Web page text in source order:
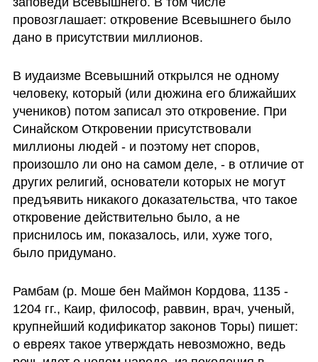
провозглашает: откровение Всевышнего было
дано в присутствии миллионов.
В иудаизме Всевышний открылся не одному
человеку, который (или дюжина его ближайших
учеников) потом записал это откровение. При
Синайском Откровении присутствовали
миллионы людей - и поэтому нет споров,
произошло ли оно на самом деле, - в отличие от
других религий, основатели которых не могут
предъявить никакого доказательства, что такое
откровение действительно было, а не
приснилось им, показалось, или, хуже того,
было придумано.
Рамбам (р. Моше бен Маймон Кордова, 1135 -
1204 гг., Каир, философ, раввин, врач, ученый,
крупнейший кодификатор законов Торы) пишет:
о евреях такое утверждать невозможно, ведь